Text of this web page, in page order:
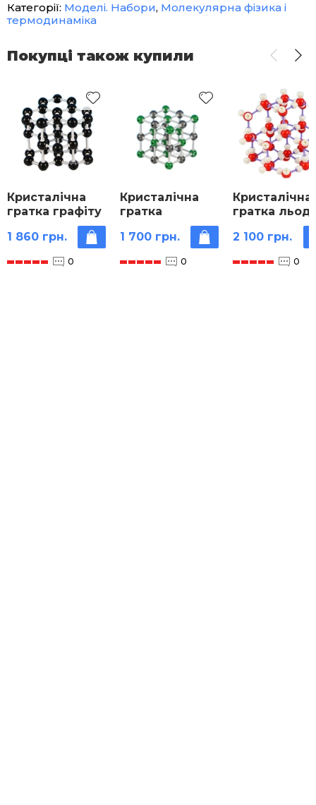
Категорії: Моделі. Набори, Молекулярна фізика і
термодинаміка
Покупці також купили
Кристалічна
гратка графіту
куль-атомів
1 860 грн.
0
Кристалічна
гратка
кам'яної солі
(NaCl) модель
1 700 грн.
0
Кристалічна
гратка
2 100 грн.
0